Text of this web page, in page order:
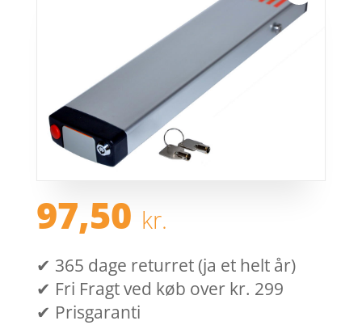
97,50 kr.
✔ 365 dage returret (ja et helt år)
✔ Fri Fragt ved køb over kr. 299
✔ Prisgaranti